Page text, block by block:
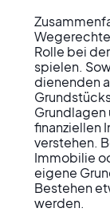
Rolle bei
spielen.
dienenden
finanziellen
verstehen.
Immobilie
eigene
Bestehen
werden.